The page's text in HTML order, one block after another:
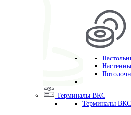
Терминалы ВКС
Терминалы ВКС